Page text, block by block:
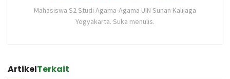
Mahasiswa S2 Studi Agama-Agama UIN Sunan Kalijaga
Yogyakarta. Suka menulis.
ArtikelTerkait